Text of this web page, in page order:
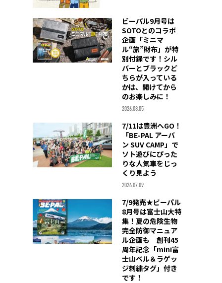
ビーパル9月号は
SOTOとのコラボ
企画「ミニマ
ル“旅”財布」が特
別付録です！シル
バーとブラックど
ちらが入っている
かは、開けてから
のお楽しみに！
2026.08.05
7/11は豊洲へGO！
「BE-PAL アーバ
ン SUV CAMP」で
ソト遊びにぴった
りな人気車をじっ
くり見よう
2026.07.09
7/9発売★ビーパル
8月号は富士山大特
集！夏の危険生物
完全防御マニュア
ル企画も 創刊45
周年記念「mini富
士山ベル＆ラゲッ
ジ刺繍タグ」付き
です！